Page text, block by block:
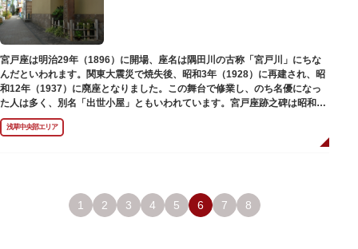
宮戸座は明治29年（1896）に開場、座名は隅田川の古称「宮戸川」にちな
んだといわれます。関東大震災で焼失後、昭和3年（1928）に再建され、昭
和12年（1937）に廃座となりました。この舞台で修業し、のち名優になっ
た人は多く、別名「出世小屋」ともいわれています。宮戸座跡之碑は昭和53
年（1978）に建てられました。
浅草中央部エリア
1 2 3 4 5 6 7 8